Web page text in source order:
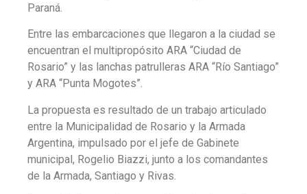
Paraná.
Entre las embarcaciones que llegaron a la ciudad se
encuentran el multipropósito ARA “Ciudad de
Rosario” y las lanchas patrulleras ARA “Río Santiago”
y ARA “Punta Mogotes”.
La propuesta es resultado de un trabajo articulado
entre la Municipalidad de Rosario y la Armada
Argentina, impulsado por el jefe de Gabinete
municipal, Rogelio Biazzi, junto a los comandantes
de la Armada, Santiago y Rivas.